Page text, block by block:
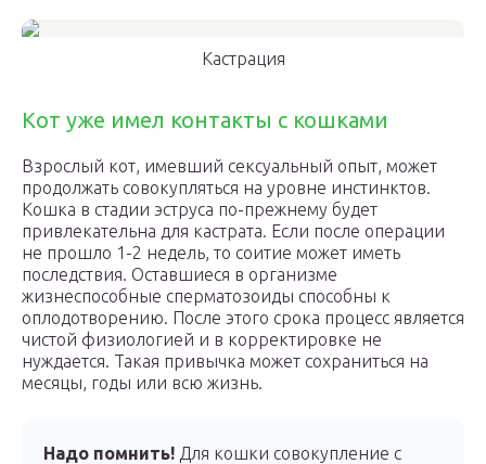
Кастрация
Кот уже имел контакты с кошками
Взрослый кот, имевший сексуальный опыт, может
продолжать совокупляться на уровне инстинктов.
Кошка в стадии эструса по-прежнему будет
привлекательна для кастрата. Если после операции
не прошло 1-2 недель, то соитие может иметь
последствия. Оставшиеся в организме
жизнеспособные сперматозоиды способны к
оплодотворению. После этого срока процесс является
чистой физиологией и в корректировке не
нуждается. Такая привычка может сохраниться на
месяцы, годы или всю жизнь.
Надо помнить! Для кошки совокупление с